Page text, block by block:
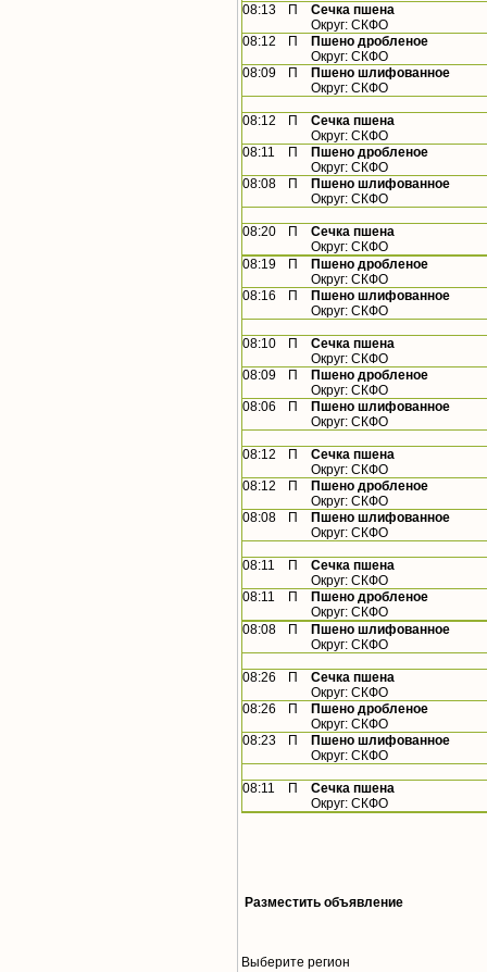
08:13 П Сечка пшена
Округ: СКФО
08:12
П
Пшено дробленое
Округ: СКФО
08:09
П
Пшено шлифованное
Округ: СКФО
08:12 П Сечка пшена
Округ: СКФО
08:11
П
Пшено дробленое
Округ: СКФО
08:08
П
Пшено шлифованное
Округ: СКФО
08:20 П Сечка пшена
Округ: СКФО
08:19
П
Пшено дробленое
Округ: СКФО
08:16
П
Пшено шлифованное
Округ: СКФО
08:10 П Сечка пшена
Округ: СКФО
08:09
П
Пшено дробленое
Округ: СКФО
08:06
П
Пшено шлифованное
Округ: СКФО
08:12 П Сечка пшена
Округ: СКФО
08:12
П
Пшено дробленое
Округ: СКФО
08:08
П
Пшено шлифованное
Округ: СКФО
08:11 П Сечка пшена
Округ: СКФО
08:11
П
Пшено дробленое
Округ: СКФО
08:08
П
Пшено шлифованное
Округ: СКФО
08:26 П Сечка пшена
Округ: СКФО
08:26
П
Пшено дробленое
Округ: СКФО
08:23
П
Пшено шлифованное
Округ: СКФО
08:11 П Сечка пшена
Округ: СКФО
Разместить объявление
Выберите регион